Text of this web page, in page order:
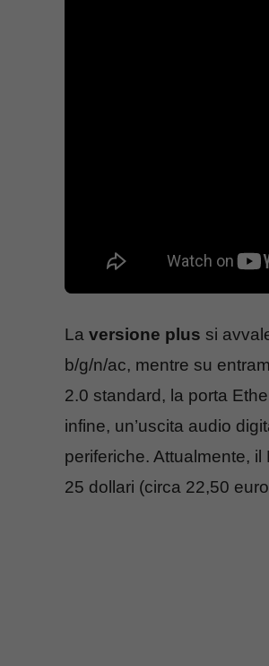
La versione plus si
b/g/n/ac, mentre su
2.0 standard, la porta
infine, un’uscita audio
periferiche. Attualmente,
25 dollari (circa 22,50